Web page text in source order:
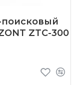
ZTC-300